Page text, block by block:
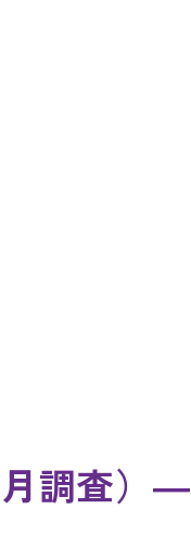
調査）―